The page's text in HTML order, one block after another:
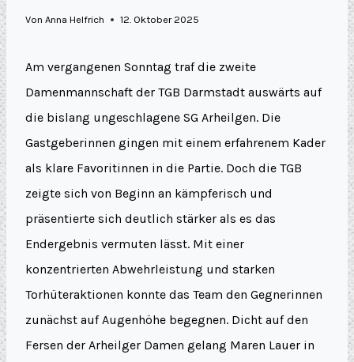
Von Anna Helfrich 12. Oktober 2025
Am vergangenen Sonntag traf die zweite
Damenmannschaft der TGB Darmstadt auswärts auf
die bislang ungeschlagene SG Arheilgen. Die
Gastgeberinnen gingen mit einem erfahrenem Kader
als klare Favoritinnen in die Partie. Doch die TGB
zeigte sich von Beginn an kämpferisch und
präsentierte sich deutlich stärker als es das
Endergebnis vermuten lässt. Mit einer
konzentrierten Abwehrleistung und starken
Torhüteraktionen konnte das Team den Gegnerinnen
zunächst auf Augenhöhe begegnen. Dicht auf den
Fersen der Arheilger Damen gelang Maren Lauer in